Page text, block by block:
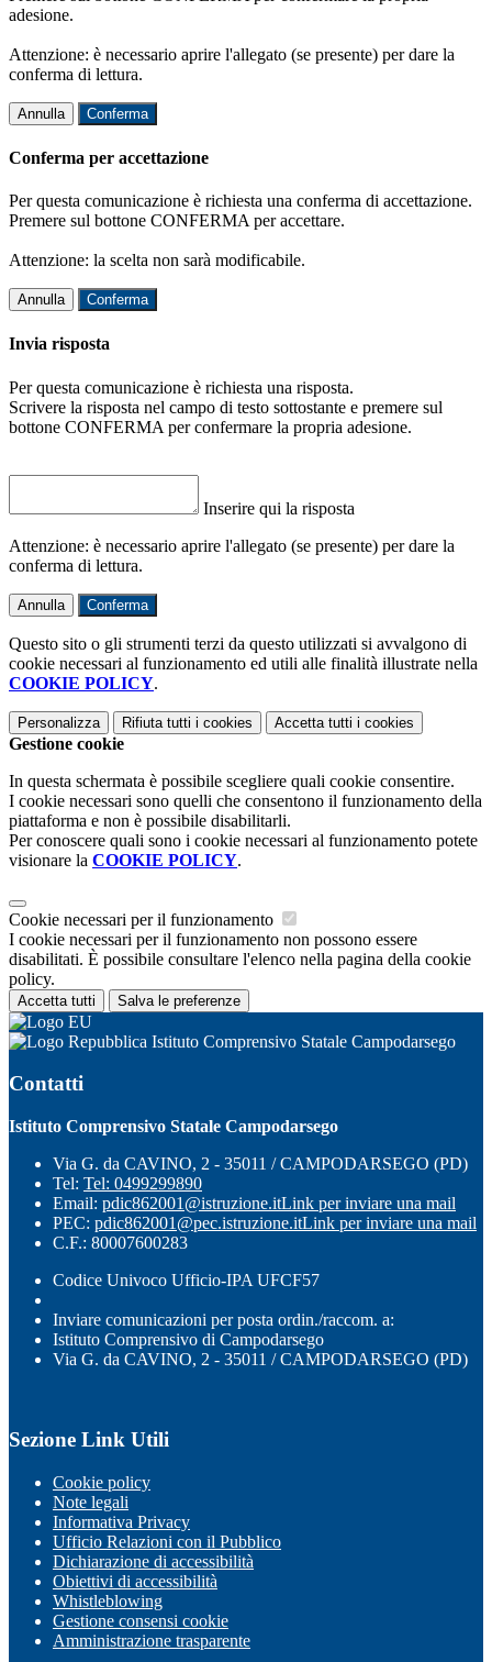
adesione.
Attenzione: è necessario aprire l'allegato (se presente) per dare la
conferma di lettura.
Annulla Conferma
Conferma per accettazione
Per questa comunicazione è richiesta una conferma di accettazione.
Premere sul bottone CONFERMA per accettare.
Attenzione: la scelta non sarà modificabile.
Annulla Conferma
Invia risposta
Per questa comunicazione è richiesta una risposta.
Scrivere la risposta nel campo di testo sottostante e premere sul
bottone CONFERMA per confermare la propria adesione.
Inserire qui la risposta
Attenzione: è necessario aprire l'allegato (se presente) per dare la
conferma di lettura.
Annulla Conferma
Questo sito o gli strumenti terzi da questo utilizzati si avvalgono di
cookie necessari al funzionamento ed utili alle finalità illustrate nella
COOKIE POLICY.
Personalizza Rifiuta tutti i cookies Accetta tutti i cookies
Gestione cookie
In questa schermata è possibile scegliere quali cookie consentire.
I cookie necessari sono quelli che consentono il funzionamento della
piattaforma e non è possibile disabilitarli.
Per conoscere quali sono i cookie necessari al funzionamento potete
visionare la COOKIE POLICY.
Cookie necessari per il funzionamento
I cookie necessari per il funzionamento non possono essere
disabilitati. È possibile consultare l'elenco nella pagina della cookie
policy.
Accetta tutti Salva le preferenze
Istituto Comprensivo Statale Campodarsego
Contatti
Istituto Comprensivo Statale Campodarsego
Via G. da CAVINO, 2 - 35011 / CAMPODARSEGO (PD)
Tel: Tel: 0499299890
Email: pdic862001@istruzione.itLink per inviare una mail
PEC: pdic862001@pec.istruzione.itLink per inviare una mail
C.F.: 80007600283
Codice Univoco Ufficio-IPA UFCF57
Inviare comunicazioni per posta ordin./raccom. a:
Istituto Comprensivo di Campodarsego
Via G. da CAVINO, 2 - 35011 / CAMPODARSEGO (PD)
Sezione Link Utili
Cookie policy
Note legali
Informativa Privacy
Ufficio Relazioni con il Pubblico
Dichiarazione di accessibilità
Obiettivi di accessibilità
Whistleblowing
Gestione consensi cookie
Amministrazione trasparente